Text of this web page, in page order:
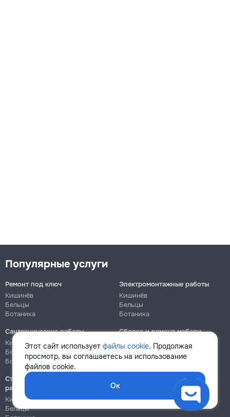
Этот сайт использует файлы cookie. Продолжая
просмотр, вы соглашаетесь на использование
файлов cookie.
Ок
Популярные услуги
Ремонт под ключ
Кишинёв
Бельцы
Ботаника
Электромонтажные работы
Кишинёв
Бельцы
Ботаника
Сантехнические работы
Кишинёв
Бельцы
Ботаника
Сборка и ремонт мебели
Кишинёв
Ботаника
Строительно-монтажные
работы
Кишинёв
Бельцы